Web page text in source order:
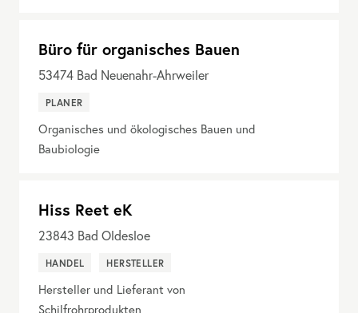
Büro für organisches Bauen
53474 Bad Neuenahr-Ahrweiler
PLANER
Organisches und ökologisches Bauen und
Baubiologie
Hiss Reet eK
23843 Bad Oldesloe
HANDEL HERSTELLER
Hersteller und Lieferant von
Schilfrohrprodukten